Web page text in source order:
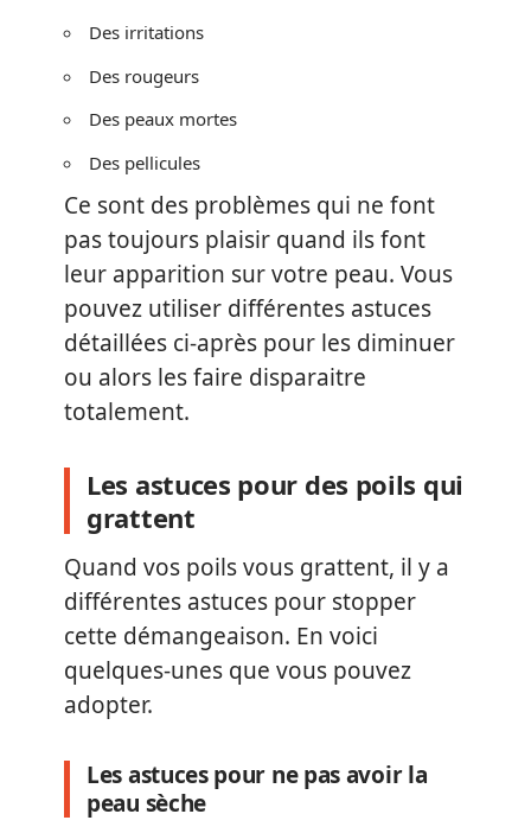
Des irritations
Des rougeurs
Des peaux mortes
Des pellicules
Ce sont des problèmes qui ne font
pas toujours plaisir quand ils font
leur apparition sur votre peau. Vous
pouvez utiliser différentes astuces
détaillées ci-après pour les diminuer
ou alors les faire disparaitre
totalement.
Les astuces pour des poils qui
grattent
Quand vos poils vous grattent, il y a
différentes astuces pour stopper
cette démangeaison. En voici
quelques-unes que vous pouvez
adopter.
Les astuces pour ne pas avoir la
peau sèche